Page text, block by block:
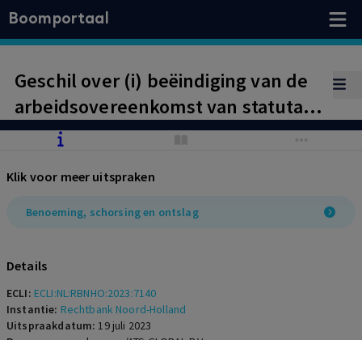
Boomportaal
Geschil over (i) beëindiging van de
arbeidsovereenkomst van statutair
bestuurder, (ii) de bonusbedragen
waardering van de certificaten van
aandelen. Toepassing 15 april-
Klik voor meer uitspraken
Benoeming, schorsing en ontslag
Details
ECLI: ECLI:NL:RBNHO:2023:7140
Instantie: Rechtbank Noord-Holland
Uitspraakdatum:19 juli 2023